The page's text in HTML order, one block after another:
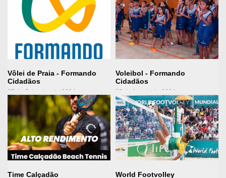
Ver Projeto
Vôlei de Praia - Formando
Cidadãos
27 de Setembro de 2024
Ver Projeto
Voleibol - Formando
Cidadãos
23 de Agosto de 2024
Ver Projeto
Time Calçadão
Ver Projeto
World Footvolley